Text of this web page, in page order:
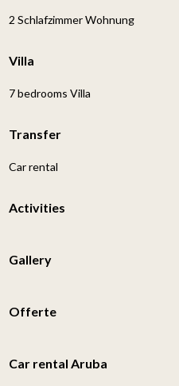
2 Schlafzimmer Wohnung
Villa
7 bedrooms Villa
Transfer
Car rental
Activities
Gallery
Offerte
Car rental Aruba